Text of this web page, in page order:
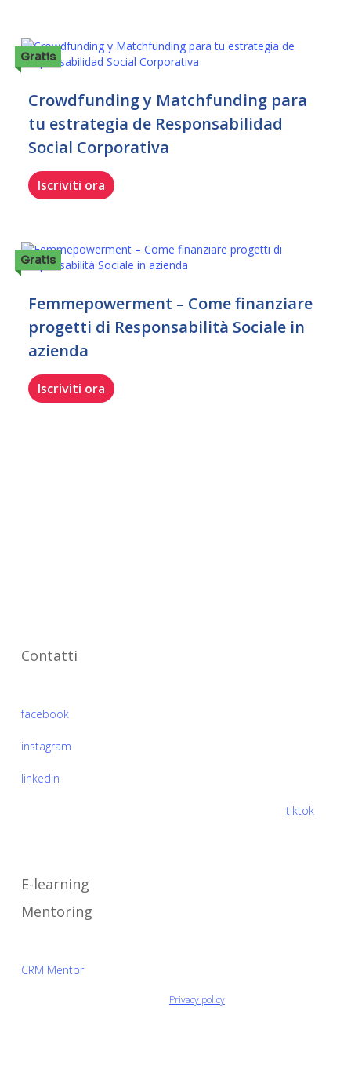
Gratis
Crowdfunding y Matchfunding para
tu estrategia de Responsabilidad
Social Corporativa
Iscriviti ora
Gratis
Femmepowerment – Come finanziare
progetti di Responsabilità Sociale in
azienda
Iscriviti ora
Contatti
facebook
instagram
linkedin
tiktok
E-learning
Mentoring
CRM Mentor
Privacy policy- Via Maria Vittoria, 38,